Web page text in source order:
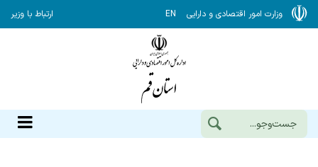
وزارت امور اقتصادی و دارایی EN ارتباط با وزیر